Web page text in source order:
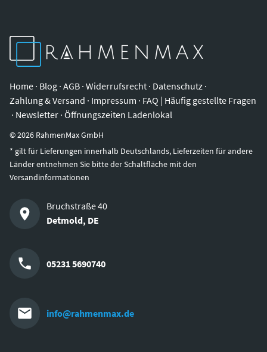
Home · Blog · AGB · Widerrufsrecht · Datenschutz ·
Zahlung & Versand · Impressum · FAQ | Häufig gestellte Fragen
· Newsletter · Öffnungszeiten Ladenlokal
©2026 RahmenMax GmbH
* gilt für Lieferungen innerhalb Deutschlands, Lieferzeiten für andere
Länder entnehmen Sie bitte der Schaltfläche mit den
Versandinformationen
Bruchstraße 40
Detmold, DE
05231 5690740
info@rahmenmax.de